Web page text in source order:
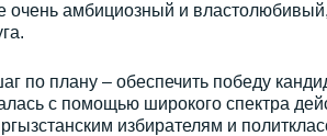
очень амбициозный и
по плану – обеспечить победу
с помощью широкого спектра
избирателям и